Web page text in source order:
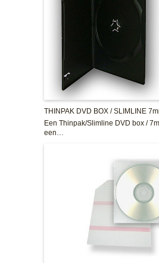
THINPAK DVD BOX / SLIMLINE
Een Thinpak/Slimline DVD box /
een…